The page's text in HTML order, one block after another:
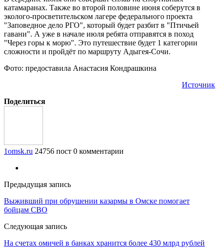
катамаранах. Также во второй половине июня соберутся в
эколого-просветительском лагере федерального проекта
"Заповедное дело РГО", который будет разбит в "Птичьей
гавани". А уже в начале июля ребята отправятся в поход
"Через горы к морю". Это путешествие будет 1 категории
сложности и пройдёт по маршруту Адыгея-Сочи.
Фото: предоставила Анастасия Кондрашкина
Источник
Поделиться
1omsk.ru 24756 пост 0 комментарии
Предыдущая запись
Выживший при обрушении казармы в Омске помогает
бойцам СВО
Следующая запись
На счетах омичей в банках хранится более 430 млрд рублей